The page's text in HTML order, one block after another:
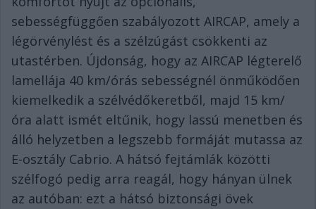
sebességfüggően szabályozott AIRCAP, amely a
légörvénylést és a szélzúgást csökkenti az
utastérben. Újdonság, hogy az AIRCAP légterelő
lamellája 40 km/órás sebességnél önműködően
kiemelkedik a szélvédőkeretből, majd 15 km/
óra alatt ismét eltűnik, hogy lassú menetben és
álló helyzetben a legszebb formáját mutassa az
E-osztály Cabrio. A hátsó fejtámlák közötti
szélfogó pedig arra reagál, hogy hányan ülnek
az autóban: ezt a hátsó biztonsági övek